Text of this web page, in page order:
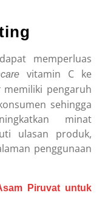
dapat memperluas
vitamin Cke
memiliki pengaruh
sehingga
minat
ulasan produk,
penggunaan
Piruvat untuk